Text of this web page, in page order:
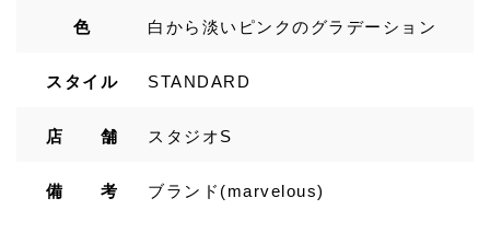
色 白から淡いピンクのグラデーション
スタイル STANDARD
店 舗 スタジオS
備 考 ブランド(marvelous)